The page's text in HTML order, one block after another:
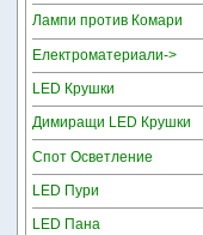
Лампи против Комари
Електроматериали->
LED Крушки
Димиращи LED Крушки
Спот Осветление
LED Пури
LED Пана